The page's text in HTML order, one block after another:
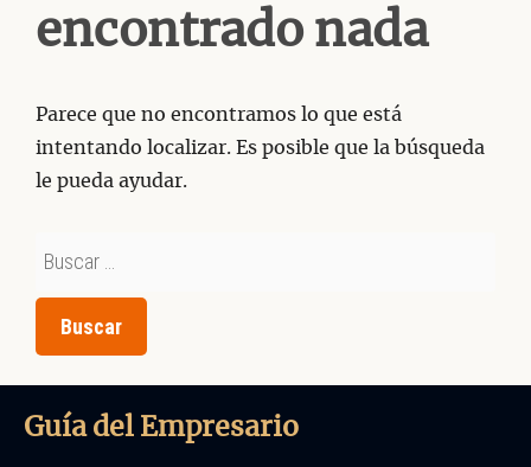
encontrado nada
Parece que no encontramos lo que está
intentando localizar. Es posible que la búsqueda
le pueda ayudar.
Guía del Empresario